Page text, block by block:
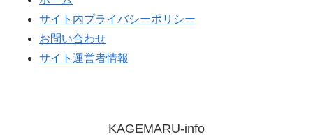
サイト内プライバシーポリシー
お問い合わせ
サイト運営者情報
KAGEMARU-info